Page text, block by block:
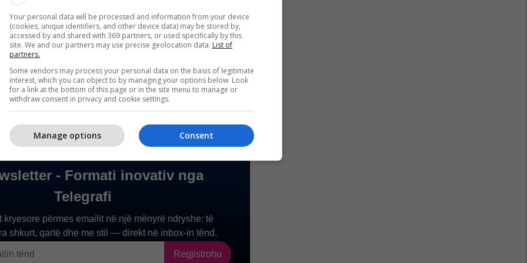
për shkak të parregullsive të ndryshme.
të gjithë qytetarët që të respektojnë rregullat e
të tregojnë kujdes të shtuar në rrugë, në
së përbashkët.
Your personal data will be processed and information from your device
(cookies, unique identifiers, and other device data) may be stored by,
accessed by and shared with 369 partners, or used specifically by this
site. We and our partners may use precise geolocation data. List of
partners.
Some vendors may process your personal data on the basis of legitimate
interest, which you can object to by managing your options below. Look
for a link at the bottom of this page or in the site menu to manage or
withdraw consent in privacy and cookie settings.
Consent
Manage options